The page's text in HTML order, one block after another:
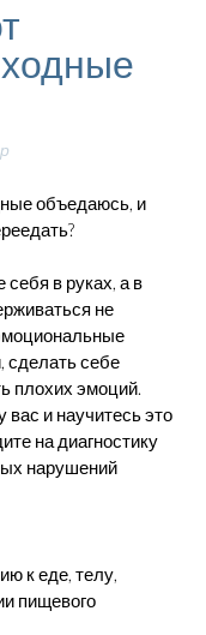
объедаюсь, и
в руках, а в
не
сделать себе
плохих эмоций.
вас и научитесь это
на диагностику
нарушений
к еде, телу,
пищевого